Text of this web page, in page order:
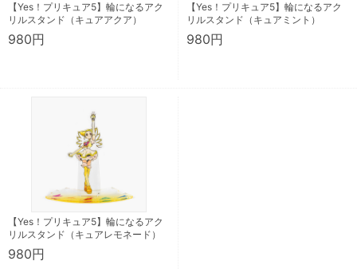
【Yes！プリキュア5】輪になるアク
リルスタンド（キュアアクア）
980円
【Yes！プリキュア5】輪になるアク
リルスタンド（キュアミント）
980円
【Yes！プリキュア5】輪になるアク
リルスタンド（キュアレモネード）
980円